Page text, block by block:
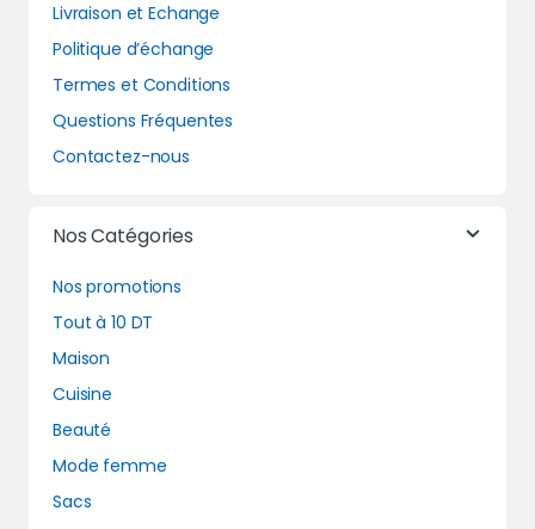
Livraison et Echange
Politique d’échange
Termes et Conditions
Questions Fréquentes
Contactez-nous
Nos Catégories
Nos promotions
Tout à 10 DT
Maison
Cuisine
Beauté
Mode femme
Sacs